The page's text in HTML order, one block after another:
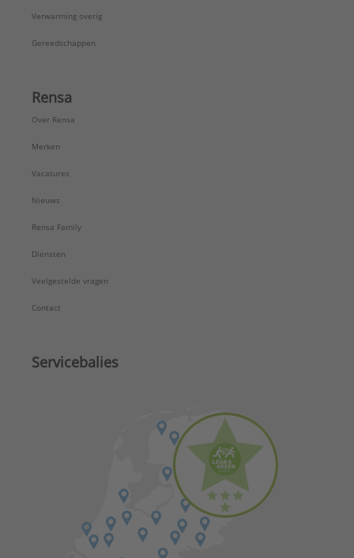
Verwarming overig
Gereedschappen
Rensa
Over Rensa
Merken
Vacatures
Nieuws
Rensa Family
Diensten
Veelgestelde vragen
Contact
Servicebalies